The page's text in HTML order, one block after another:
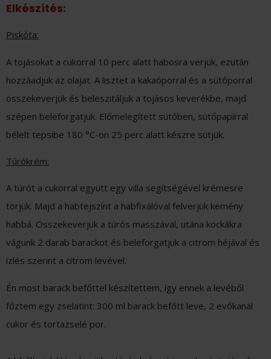
Elkészítés:
Piskóta:
A tojásokat a cukorral 10 perc alatt habosra verjük, ezután
hozzáadjuk az olajat. A lisztet a kakaóporral és a sütőporral
összekeverjük és beleszitáljuk a tojásos keverékbe, majd
szépen beleforgatjuk. Előmelegített sütőben, sütőpapírral
bélelt tepsibe 180 °C-on 25 perc alatt készre sütjük.
Túrókrém:
A túrót a cukorral együtt egy villa segítségével krémesre
törjük. Majd a habtejszínt a habfixálóval felverjük kemény
habbá. Összekeverjük a túrós masszával, utána kockákra
vágunk 2 darab barackot és beleforgatjuk a citrom héjával és
ízlés szerint a citrom levével.
Én most barack befőttel készítettem, így ennek a levéből
főztem egy zselatint: 300 ml barack befőtt leve, 2 evőkanál
cukor és tortazselé por.